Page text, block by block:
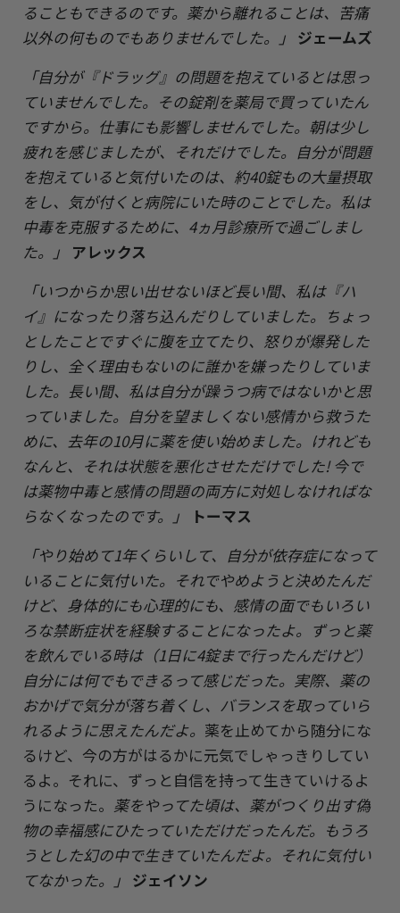
ることもできるのです。薬から離れることは、苦痛
以外の何ものでもありませんでした。」 ジェームズ
「自分が『ドラッグ』の問題を抱えているとは思っ
ていませんでした。その錠剤を薬局で買っていたん
ですから。仕事にも影響しませんでした。朝は少し
疲れを感じましたが、それだけでした。自分が問題
を抱えていると気付いたのは、約40錠もの大量摂取
をし、気が付くと病院にいた時のことでした。私は
中毒を克服するために、4ヵ月診療所で過ごしまし
た。」 アレックス
「いつからか思い出せないほど長い間、私は『ハ
イ』になったり落ち込んだりしていました。ちょっ
としたことですぐに腹を立てたり、怒りが爆発した
りし、全く理由もないのに誰かを嫌ったりしていま
した。長い間、私は自分が躁うつ病ではないかと思
っていました。自分を望ましくない感情から救うた
めに、去年の10月に薬を使い始めました。けれども
なんと、それは状態を悪化させただけでした! 今で
は薬物中毒と感情の問題の両方に対処しなければな
らなくなったのです。」
トーマス
「やり始めて1年くらいして、自分が依存症になって
いることに気付いた。それでやめようと決めたんだ
けど、身体的にも心理的にも、感情の面でもいろい
ろな禁断症状を経験することになったよ。ずっと薬
を飲んでいる時は（1日に4錠まで行ったんだけど）
自分には何でもできるって感じだった。実際、薬の
おかげで気分が落ち着くし、バランスを取っていら
れるように思えたんだよ。 薬を止めてから随分にな
るけど、今の方がはるかに元気でしゃっきりしてい
るよ。それに、ずっと自信を持って生きていけるよ
うになった。 薬をやってた頃は、薬がつくり出す偽
物の幸福感にひたっていただけだったんだ。もうろ
うとした幻の中で生きていたんだよ。それに気付い
てなかった。」 ジェイソン